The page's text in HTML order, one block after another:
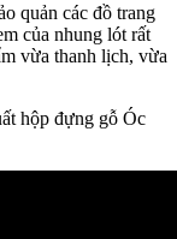
quản các đồ trang
của nhung lót rất
vừa thanh lịch, vừa
hộp đựng gỗ Óc